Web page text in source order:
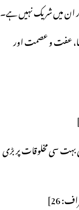
ان میں شریک نہیں ہے۔
عفت و عصمت اور
بہت سی مخلوقات پر بڑی
26]